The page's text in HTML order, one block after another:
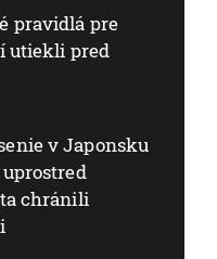
pravidlá pre
utiekli pred
v Japonsku
chránili